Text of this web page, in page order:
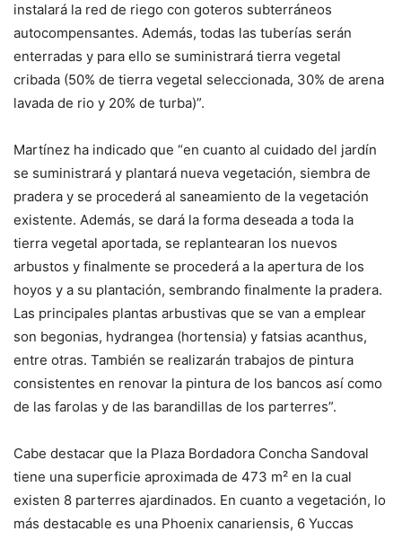
instalará la red de riego con goteros subterráneos
autocompensantes. Además, todas las tuberías serán
enterradas y para ello se suministrará tierra vegetal
cribada (50% de tierra vegetal seleccionada, 30% de arena
lavada de rio y 20% de turba)”.
Martínez ha indicado que “en cuanto al cuidado del jardín
se suministrará y plantará nueva vegetación, siembra de
pradera y se procederá al saneamiento de la vegetación
existente. Además, se dará la forma deseada a toda la
tierra vegetal aportada, se replantearan los nuevos
arbustos y finalmente se procederá a la apertura de los
hoyos y a su plantación, sembrando finalmente la pradera.
Las principales plantas arbustivas que se van a emplear
son begonias, hydrangea (hortensia) y fatsias acanthus,
entre otras. También se realizarán trabajos de pintura
consistentes en renovar la pintura de los bancos así como
de las farolas y de las barandillas de los parterres”.
Cabe destacar que la Plaza Bordadora Concha Sandoval
tiene una superficie aproximada de 473 m² en la cual
existen 8 parterres ajardinados. En cuanto a vegetación, lo
más destacable es una Phoenix canariensis, 6 Yuccas